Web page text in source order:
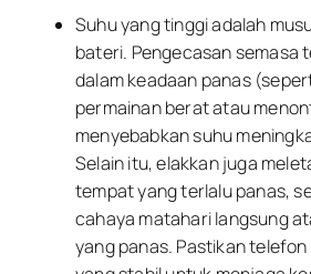
Suhu yang tinggi adalah
bateri. Pengecasan semasa
dalam keadaan panas
permainan berat atau
menyebabkan suhu
Selain itu, elakkan juga
tempat yang terlalu panas,
cahaya matahari langsung
yang panas. Pastikan